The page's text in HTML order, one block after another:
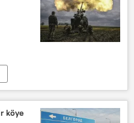
köye